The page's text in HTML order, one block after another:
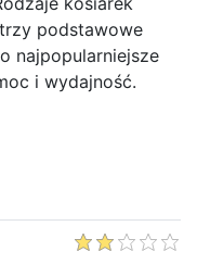
podstawowe
najpopularniejsze
i wydajność.